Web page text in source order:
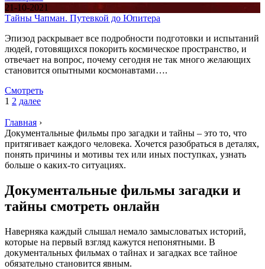
21-10-2021
Тайны Чапман. Путевкой до Юпитера
Эпизод раскрывает все подробности подготовки и испытаний
людей, готовящихся покорить космическое пространство, и
отвечает на вопрос, почему сегодня не так много желающих
становится опытными космонавтами….
Смотреть
1 2 далее
Главная ›
Документальные фильмы про загадки и тайны – это то, что
притягивает каждого человека. Хочется разобраться в деталях,
понять причины и мотивы тех или иных поступках, узнать
больше о каких-то ситуациях.
Документальные фильмы загадки и
тайны смотреть онлайн
Наверняка каждый слышал немало замысловатых историй,
которые на первый взгляд кажутся непонятными. В
документальных фильмах о тайнах и загадках все тайное
обязательно становится явным.